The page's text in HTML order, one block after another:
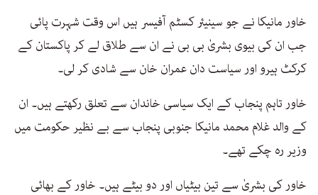
خاور مانیکا نے جو سینیئر کسٹم آفیسر ہیں اس وقت شہرت پائی
جب ان کی بیوی بشریٰ بی بی نے ان سے طلاق لے کر پاکستان کے
کرکٹ ہیرو اور سیاست دان عمران خان سے شادی کر لی۔
خاور تاہم پنجاب کے ایک سیاسی خاندان سے تعلق رکھتے ہیں۔ ان
کے والد غلام محمد مانیکا جنوبی پنجاب سے بے نظیر حکومت میں
وزیر رہ چکے تھے۔
خاور کی بشریٰ سے تین بیٹیاں اور دو بیٹے ہیں۔ خاور کے بھائی